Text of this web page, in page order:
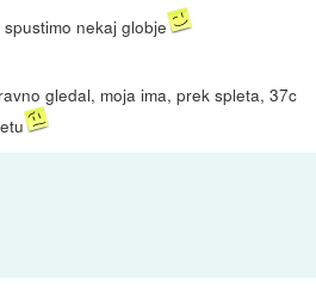
nekaj globje
gledal, moja ima, prek spleta, 37c